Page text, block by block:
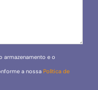
armazenamento e o
a nossa Política de